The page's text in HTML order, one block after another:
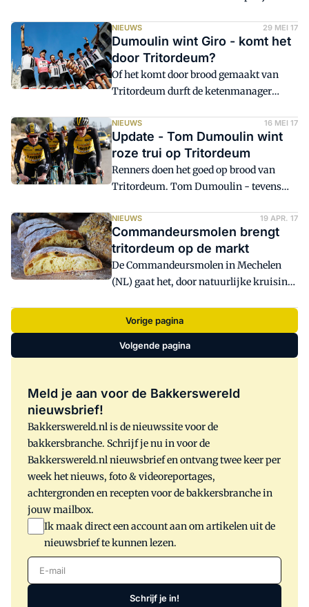
is een partnerschap aangegaan met Bora
hansgrohe - German Professional
Cycling.
NIEUWS 29 MEI 17
Dumoulin wint Giro - komt het
door Tritordeum?
Of het komt door brood gemaakt van
Tritordeum durft de ketenmanager
Tom Dumoulin de Giro d'Italia heeft
gewonnen.
NIEUWS 16 MEI 17
Update - Tom Dumoulin wint
roze trui op Tritordeum
Renners doen het goed op brood van
Tritordeum. Tom Dumoulin - tevens
- won dinsdag de roze trui met zijn
overwinning in de tijdrit van de Giro
d'Italia. Hiermee is hij tevens de huidige
leider van het algemeen klassement.
NIEUWS 19 APR. 17
Commandeursmolen brengt
tritordeum op de markt
De Commandeursmolen in Mechelen
(NL) gaat het, door natuurlijke kruising
malen tot 'Spaans Meel'. Dit in Spanje
ontwikkelde graan is een kruising
tussen durum en wilde gerst: twee oude
Vorige pagina
Volgende pagina
Meld je aan voor de Bakkerswereld
nieuwsbrief!
Bakkerswereld.nl is de nieuwssite voor de
bakkersbranche. Schrijf je nu in voor de
Bakkerswereld.nl nieuwsbrief en ontvang twee keer per
week het nieuws, foto & videoreportages,
achtergronden en recepten voor de bakkersbranche in
jouw mailbox.
Ik maak direct een account aan om artikelen uit de
nieuwsbrief te kunnen lezen.
E-mail
Schrijf je in!